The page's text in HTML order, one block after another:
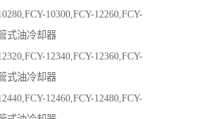
10300,FCY-12260,FCY-
式油冷却器
12340,FCY-12360,FCY-
式油冷却器
12460,FCY-12480,FCY-